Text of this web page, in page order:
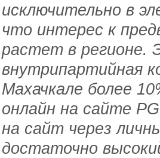
исключительно в
что интерес к
растет в регионе.
внутрипартийная
Махачкале более
онлайн на сайте
на сайт через
достаточно